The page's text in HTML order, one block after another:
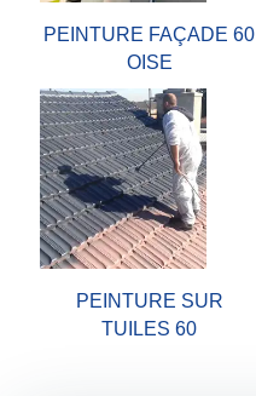
PEINTURE FAÇADE 60
OISE
PEINTURE SUR
TUILES 60